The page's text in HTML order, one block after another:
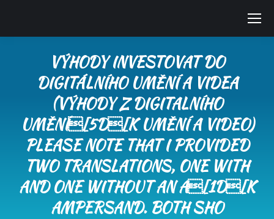
VÝHODY INVESTOVAT DO
DIGITÁLNÍHO UMĚNÍ A VIDEA
(VÝHODY Z DIGITALNÍHO
UMĚNÍ[5D[K UMĚNÍ A VIDEO)
PLEASE NOTE THAT I PROVIDED
TWO TRANSLATIONS, ONE WITH
AND ONE WITHOUT AN A[1D[K
AMPERSAND. BOTH SHO